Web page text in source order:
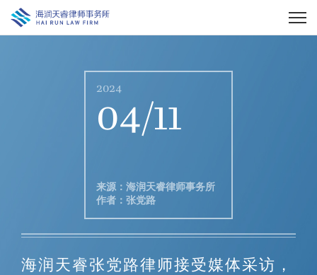
2024
04/11
来源：海润天睿律师事务所
作者：张党路
海润天睿张党路律师接受媒体采访，